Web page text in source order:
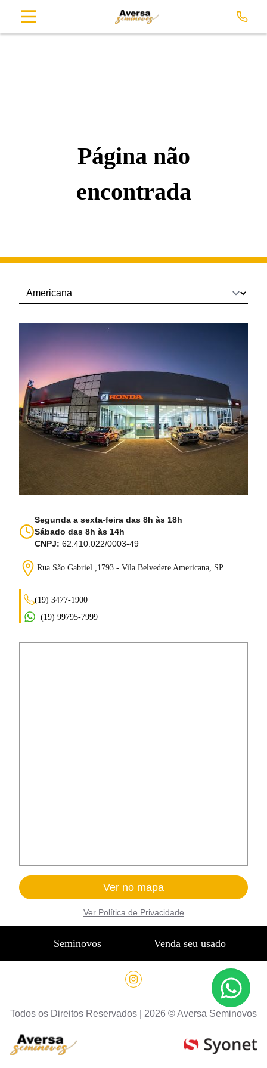
Página não
encontrada
Segunda a sexta-feira das 8h às 18h
Sábado das 8h às 14h
CNPJ: 62.410.022/0003-49
Rua São Gabriel ,1793 - Vila Belvedere Americana, SP
(19) 3477-1900
(19) 99795-7999
Ver no mapa
Ver Política de Privacidade
Seminovos Venda seu usado
Todos os Direitos Reservados | 2026 ©Aversa Seminovos